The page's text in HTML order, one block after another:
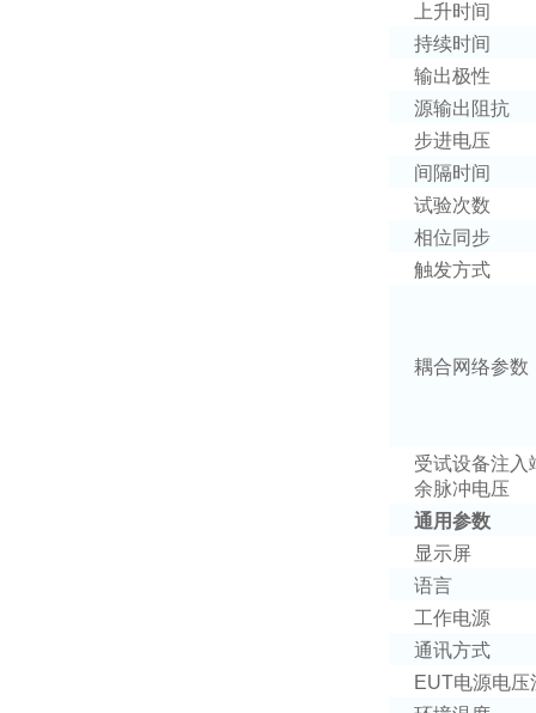
上升时间
持续时间
输出极性
源输出阻抗
步进电压
间隔时间
试验次数
相位同步
触发方式
耦合网络参数
受试设备注入
余脉冲电压
通用参数
显示屏
语言
工作电源
通讯方式
EUT电源电压